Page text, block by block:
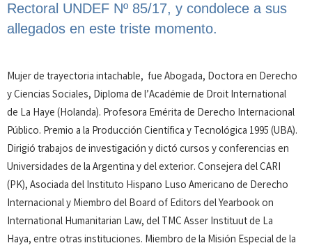
Rectoral UNDEF Nº 85/17, y condolece a sus
allegados en este triste momento.
Mujer de trayectoria intachable, fue Abogada, Doctora en Derecho
y Ciencias Sociales, Diploma de l’Académie de Droit International
de La Haye (Holanda). Profesora Emérita de Derecho Internacional
Público. Premio a la Producción Científica y Tecnológica 1995 (UBA).
Dirigió trabajos de investigación y dictó cursos y conferencias en
Universidades de la Argentina y del exterior. Consejera del CARI
(PK), Asociada del Instituto Hispano Luso Americano de Derecho
Internacional y Miembro del Board of Editors del Yearbook on
International Humanitarian Law, del TMC Asser Instituut de La
Haya, entre otras instituciones. Miembro de la Misión Especial de la